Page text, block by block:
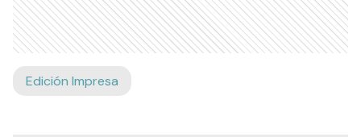
Edición Impresa